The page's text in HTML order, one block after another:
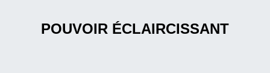
POUVOIR ÉCLAIRCISSANT